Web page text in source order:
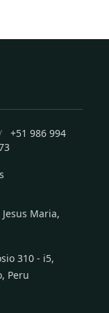
+51 986 994
Maria,
310 - i5,
Peru